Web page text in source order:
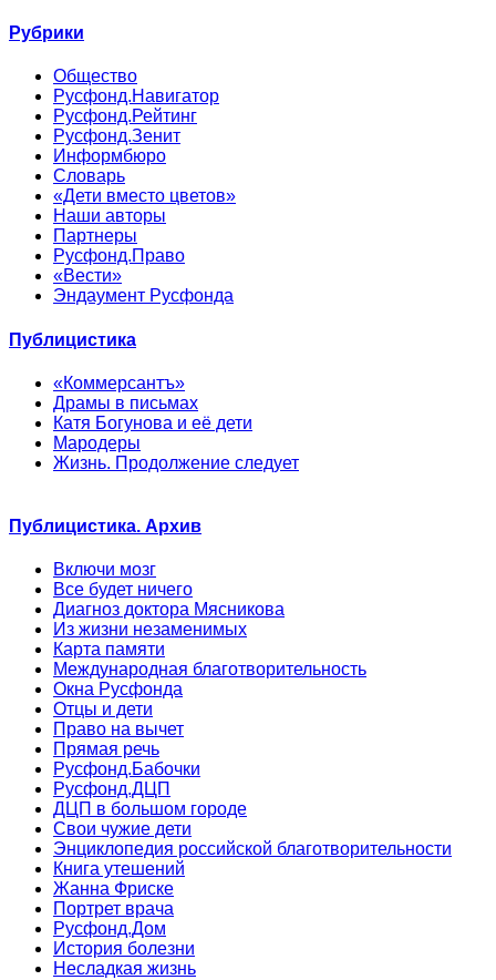
Рубрики
Общество
Русфонд.Навигатор
Русфонд.Рейтинг
Русфонд.Зенит
Информбюро
Словарь
«Дети вместо цветов»
Наши авторы
Партнеры
Русфонд.Право
«Вести»
Эндаумент Русфонда
Публицистика
«Коммерсантъ»
Драмы в письмах
Катя Богунова и её дети
Мародеры
Жизнь. Продолжение следует
Публицистика. Архив
Включи мозг
Все будет ничего
Диагноз доктора Мясникова
Из жизни незаменимых
Карта памяти
Международная благотворительность
Окна Русфонда
Отцы и дети
Право на вычет
Прямая речь
Русфонд.Бабочки
Русфонд.ДЦП
ДЦП в большом городе
Свои чужие дети
Энциклопедия российской благотворительности
Книга утешений
Жанна Фриске
Портрет врача
Русфонд.Дом
История болезни
Несладкая жизнь